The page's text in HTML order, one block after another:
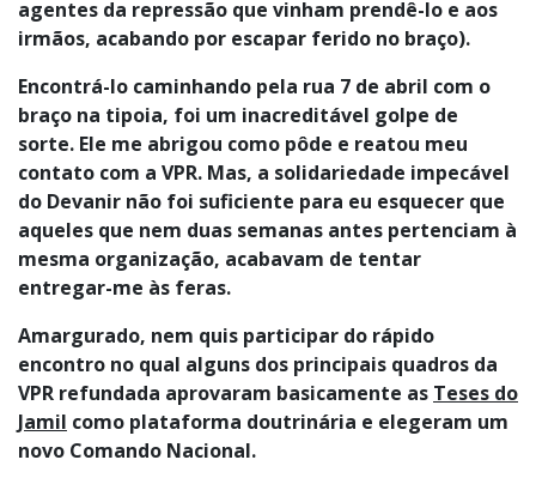
agentes da repressão que vinham prendê-lo e aos
irmãos, acabando por escapar ferido no braço).
Encontrá-lo caminhando pela rua 7 de abril com o
braço na tipoia, foi um inacreditável golpe de
sorte. Ele me abrigou como pôde e reatou meu
contato com a VPR. Mas, a solidariedade impecável
do Devanir não foi suficiente para eu esquecer que
aqueles que nem duas semanas antes pertenciam à
mesma organização, acabavam de tentar
entregar-me às feras.
Amargurado, nem quis participar do rápido
encontro no qual alguns dos principais quadros da
VPR refundada aprovaram basicamente as Teses do
Jamil como plataforma doutrinária e elegeram um
novo Comando Nacional.